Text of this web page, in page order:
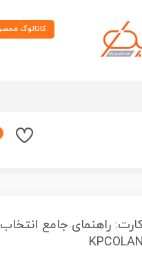
کاتالوگ محصولات
راهنمای جامع انتخاب و